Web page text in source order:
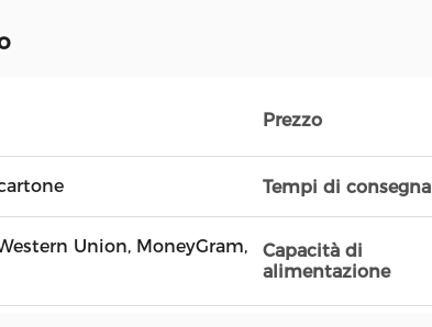
Prezzo
Tempi di consegna
Union, MoneyGram,
Capacità di
alimentazione